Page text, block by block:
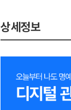
상세정보